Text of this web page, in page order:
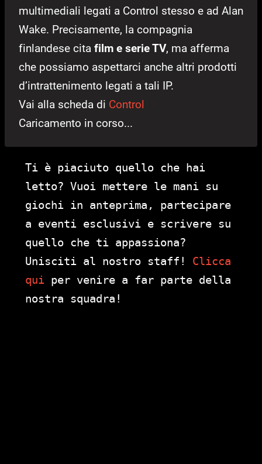
multimediali legati a Control stesso e ad Alan
Wake. Precisamente, la compagnia
finlandese cita film e serie TV, ma afferma
che possiamo aspettarci anche altri prodotti
d’intrattenimento legati a tali IP.
Vai alla scheda di Control
Caricamento in corso...
Ti è piaciuto quello che hai
letto? Vuoi mettere le mani su
giochi in anteprima, partecipare
a eventi esclusivi e scrivere su
quello che ti appassiona?
Unisciti al nostro staff! Clicca
qui per venire a far parte della
nostra squadra!